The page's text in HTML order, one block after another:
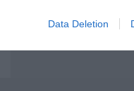
Data Deletion